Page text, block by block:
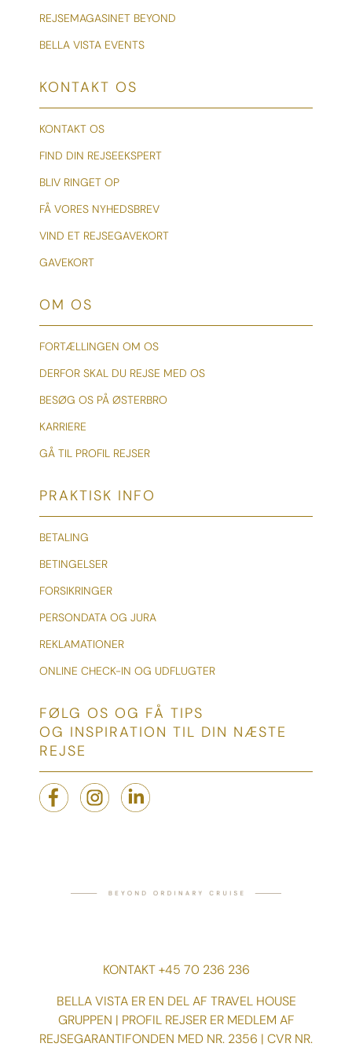
REJSEMAGASINET BEYOND
BELLA VISTA EVENTS
KONTAKT OS
KONTAKT OS
FIND DIN REJSEEKSPERT
BLIV RINGET OP
FÅ VORES NYHEDSBREV
VIND ET REJSEGAVEKORT
GAVEKORT
OM OS
FORTÆLLINGEN OM OS
DERFOR SKAL DU REJSE MED OS
BESØG OS PÅ ØSTERBRO
KARRIERE
GÅ TIL PROFIL REJSER
PRAKTISK INFO
BETALING
BETINGELSER
FORSIKRINGER
PERSONDATA OG JURA
REKLAMATIONER
ONLINE CHECK-IN OG UDFLUGTER
FØLG OS OG FÅ TIPS
OG INSPIRATION TIL DIN NÆSTE
REJSE
KONTAKT +45 70 236 236
BELLA VISTA ER EN DEL AF TRAVEL HOUSE
GRUPPEN | PROFIL REJSER ER MEDLEM AF
REJSEGARANTIFONDEN MED NR. 2356 | CVR NR.